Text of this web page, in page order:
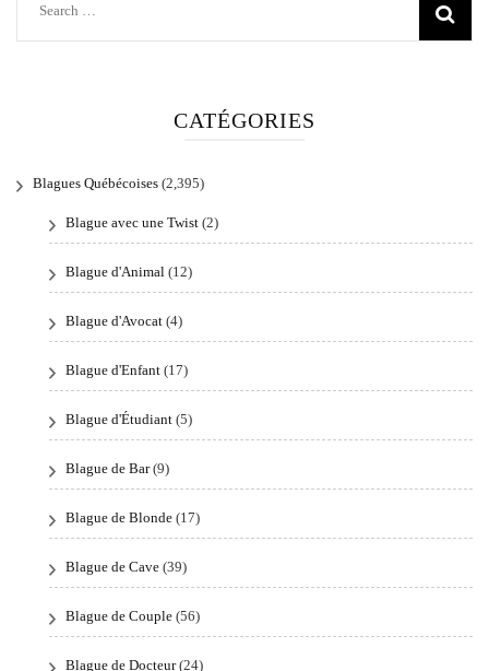
Search
CATÉGORIES
Blagues Québécoises (2,395)
Blague avec une Twist (2)
Blague d'Animal (12)
Blague d'Avocat (4)
Blague d'Enfant (17)
Blague d'Étudiant (5)
Blague de Bar(9)
Blague de Blonde (17)
Blague de Cave (39)
Blague de Couple (56)
Blague de Docteur(24)